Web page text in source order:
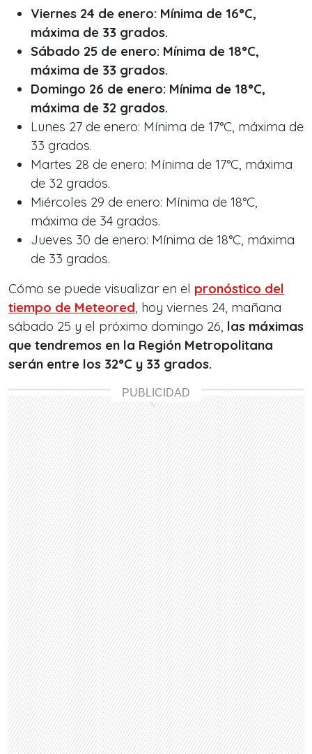
Viernes 24 de enero: Mínima de 16°C,
máxima de 33 grados.
Sábado 25 de enero: Mínima de 18°C,
máxima de 33 grados.
Domingo 26 de enero: Mínima de 18°C,
máxima de 32 grados.
Lunes 27 de enero: Mínima de 17°C, máxima de
33 grados.
Martes 28 de enero: Mínima de 17°C, máxima
de 32 grados.
Miércoles 29 de enero: Mínima de 18°C,
máxima de 34 grados.
Jueves 30 de enero: Mínima de 18°C, máxima
de 33 grados.
Cómo se puede visualizar en el pronóstico del
tiempo de Meteored, hoy viernes 24, mañana
sábado 25 y el próximo domingo 26, las máximas
que tendremos en la Región Metropolitana
serán entre los 32°C y 33 grados.